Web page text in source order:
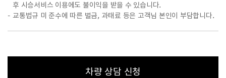
후 시승서비스 이용에도 불이익을 받을 수 있습니다.
교통법규 미 준수에 따른 벌금, 과태료 등은 고객님 본인이 부담합니다.
차량 상담 신청